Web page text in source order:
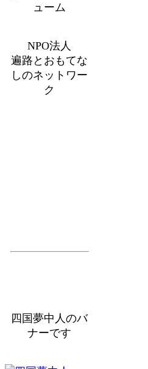
ューム
NPO法人
遍路とおもてな
しのネットワー
ク
四国夢中人のバ
ナーです